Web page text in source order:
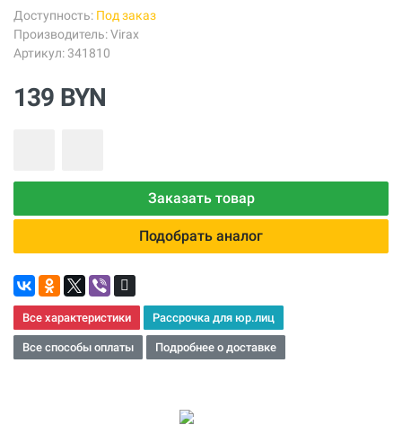
Доступность: Под заказ
Производитель:Virax
Артикул: 341810
139 BYN
Заказать товар
Подобрать аналог
Все характеристики Рассрочка для юр.лиц
Все способы оплаты Подробнее о доставке